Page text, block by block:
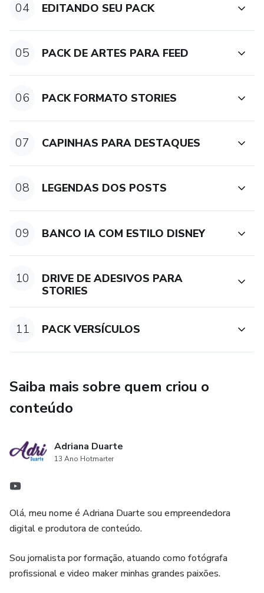
04 EDITANDO SEU PACK
05 PACK DE ARTES PARA FEED
06 PACK FORMATO STORIES
07 CAPINHAS PARA DESTAQUES
08 LEGENDAS DOS POSTS
09 BANCO IA COM ESTILO DISNEY
10
DRIVE DE ADESIVOS PARA
STORIES
11 PACK VERSÍCULOS
Saiba mais sobre quem criou o
conteúdo
Adriana Duarte
13 Ano Hotmarter
Olá, meu nome é Adriana Duarte sou empreendedora
digital e produtora de conteúdo.
Sou jornalista por formação, atuando como fotógrafa
profissional e video maker minhas grandes paixões.